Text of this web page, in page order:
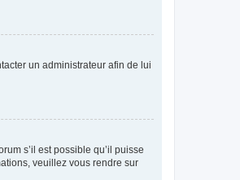
un administrateur afin de lui
s’il est possible qu’il puisse
veuillez vous rendre sur